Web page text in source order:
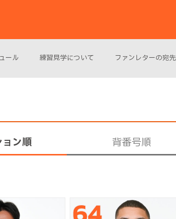
ール 練習見学について ファンレターの宛先
ン順 背番号順